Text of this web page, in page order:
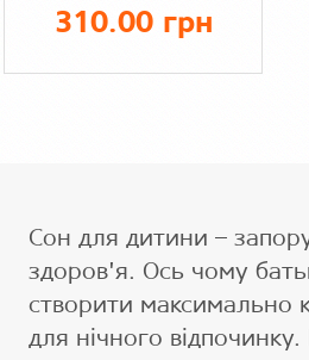
підліток, інтерлок
310.00 грн
Сон для дитини –
здоров'я. Ось чому
створити максимально
для нічного